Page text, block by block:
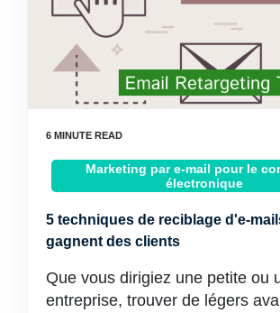
Marketing par e-mail pour le
électronique
5 techniques de reciblage d'e-
gagnent des clients
Que vous dirigiez une petite ou
entreprise, trouver de légers